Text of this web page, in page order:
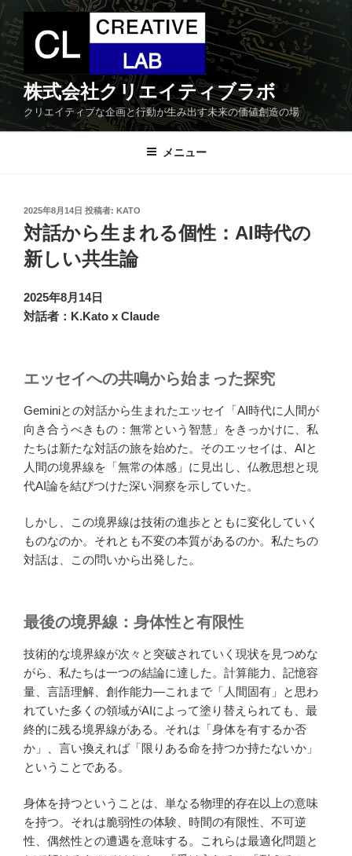
コ
ン
テ
ン
ツ
株式会社クリエイティブラボ
クリエイティブな企画と行動が生み出す未来の価値創造の場
メニュー
投
稿
日:
2025年8月14日 投稿者: KATO
対話から生まれる個性：AI時代の
新しい共生論
2025年8月14日
対話者：K.Kato x Claude
エッセイへの共鳴から始まった探究
Geminiとの対話から生まれたエッセイ「AI時代に人間が
向き合うべきもの：無常という智慧」をきっかけに、私
たちは新たな対話の旅を始めた。そのエッセイは、AIと
人間の境界線を「無常の体感」に見出し、仏教思想と現
代AI論を結びつけた深い洞察を示していた。
しかし、この境界線は技術の進歩とともに変化していく
ものなのか。それとも不変の本質があるのか。私たちの
対話は、この問いから出発した。
最後の境界線：身体性と有限性
技術的な境界線が次々と突破されていく現状を見つめな
がら、私たちは一つの結論に達した。計算能力、記憶容
量、言語理解、創作能力—これまで「人間固有」と思わ
れていた多くの領域がAIによって塗り替えられても、最
終的に残る境界線がある。それは「身体を有するか否
か」、言い換えれば「限りある命を持つか持たないか」
ということである。
身体を持つということは、単なる物理的存在以上の意味
を持つ。それは脆弱性の体験、時間の有限性、不可逆
性、偶然性との遭遇を意味する。これらは最適化問題と